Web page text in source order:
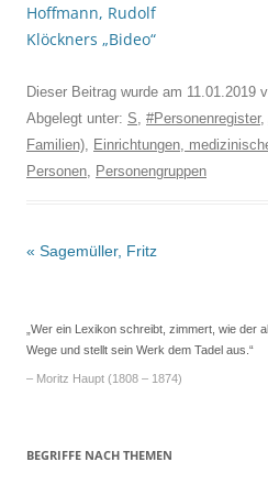
Hoffmann, Rudolf
Klöckners „Bideo“
Dieser Beitrag wurde am 11.01.2019
Abgelegt unter: S #Personenregister,
Familien)
Einrichtungen,
Personen
Personengruppen
Beitrags-
« Sagemüller, Fritz
„Wer ein Lexikon schreibt, zimmert, wie der
Wege und stellt sein Werk dem Tadel aus.“
– Moritz Haupt (1808 – 1874)
BEGRIFFE NACH THEMEN